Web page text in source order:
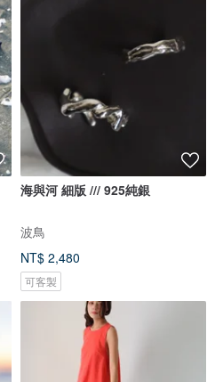
海與河 細版 /// 925純銀
波鳥
NT$ 2,480
可客製